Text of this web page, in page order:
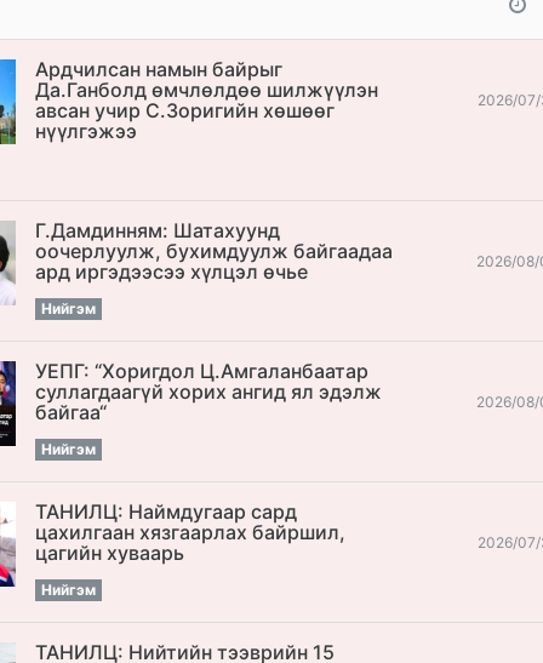
Ардчилсан намын байрыг
Да.Ганболд өмчлөлдөө шилжүүлэн
авсан учир С.Зоригийн хөшөөг
нүүлгэжээ
2026/07/
Г.Дамдинням: Шатахуунд
оочерлуулж, бухимдуулж байгаадаа
ард иргэдээсээ хүлцэл өчье
Нийгэм
2026/08/
УЕПГ: “Хоригдол Ц.Амгаланбаатар
cуллагдаагүй хорих ангид ял эдэлж
байгаа“
Нийгэм
2026/08/
ТАНИЛЦ: Наймдугаар сард
цахилгаан хязгаарлах байршил,
цагийн хуваарь
Нийгэм
2026/07/
ТАНИЛЦ: Нийтийн тээврийн 15